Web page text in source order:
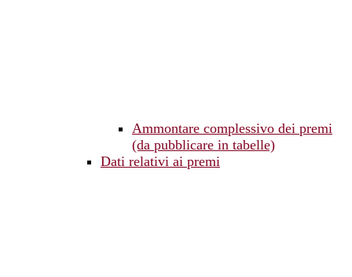
Ammontare complessivo dei premi
(da pubblicare in tabelle)
Dati relativi ai premi